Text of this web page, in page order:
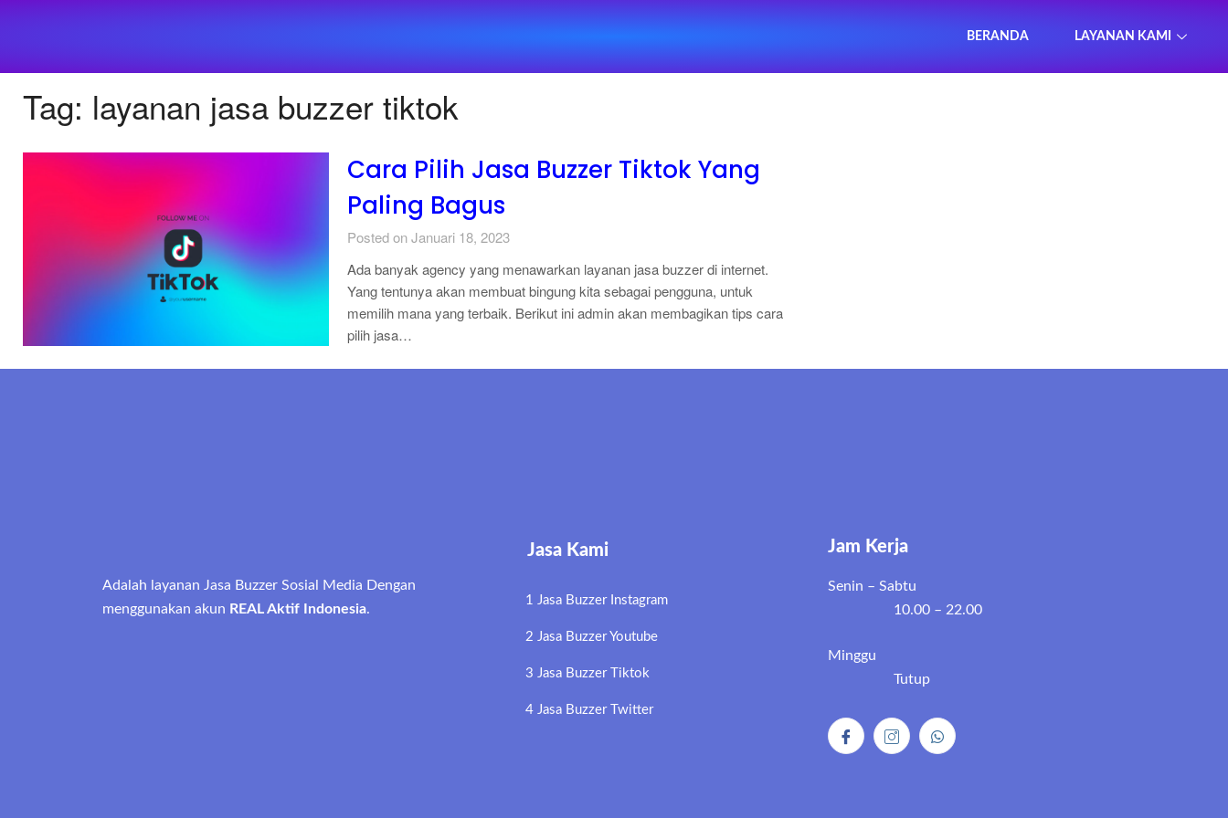
BERANDA LAYANAN KAMI
Tag: layanan jasa buzzer tiktok
Cara Pilih Jasa Buzzer Tiktok Yang
Paling Bagus
Posted on Januari 18, 2023
Ada banyak agency yang menawarkan layanan jasa buzzer di internet.
Yang tentunya akan membuat bingung kita sebagai pengguna, untuk
memilih mana yang terbaik. Berikut ini admin akan membagikan tips cara
pilih jasa…
Adalah layanan Jasa Buzzer Sosial Media Dengan
menggunakan akun REAL Aktif Indonesia.
Jasa Kami
1 Jasa Buzzer Instagram
2 Jasa Buzzer Youtube
3 Jasa Buzzer Tiktok
4 Jasa Buzzer Twitter
Jam Kerja
Senin – Sabtu
10.00 – 22.00
Minggu
Tutup